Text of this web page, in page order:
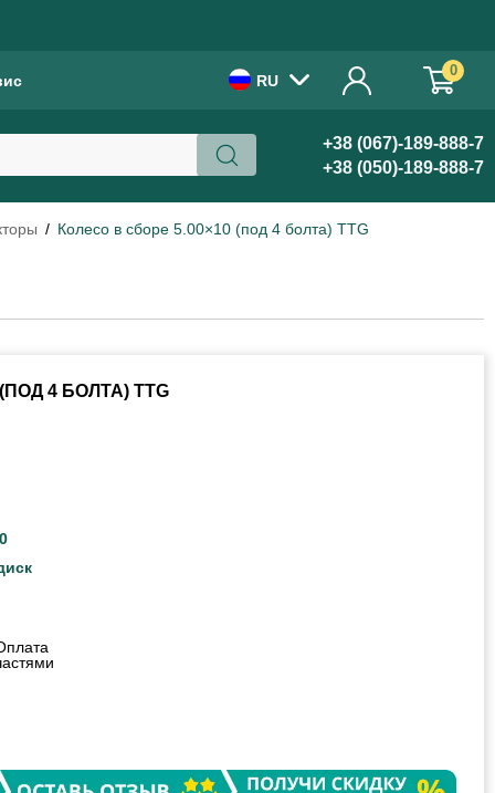
RU
0
+38 (067)-189-888-7
+38 (050)-189-888-7
Колесо в сборе 5.00×10 (под 4 болта) TTG
4 БОЛТА) TTG